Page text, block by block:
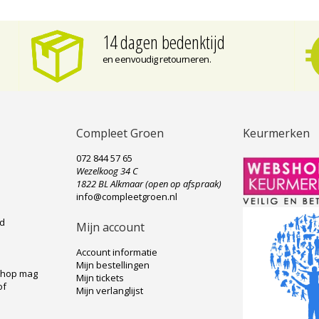
14 dagen bedenktijd
en eenvoudig retourneren.
mag
Compleet Groen
072 844 57 65
Wezelkoog 34 C
1822 BL Alkmaar (open op afspraak)
info@compleetgroen.nl
Mijn account
Account informatie
Mijn bestellingen
Mijn tickets
Mijn verlanglijst
Keurmerken